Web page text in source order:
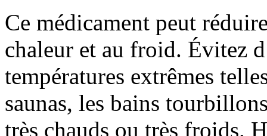
Ce médicament peut
chaleur et au froid. Évitez
températures extrêmes
saunas, les bains
très chauds ou très froids.